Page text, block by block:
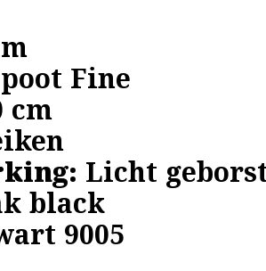
Fine
cm
Licht
black
9005